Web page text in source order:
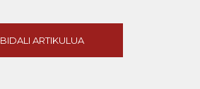
BIDALI ARTIKULUA